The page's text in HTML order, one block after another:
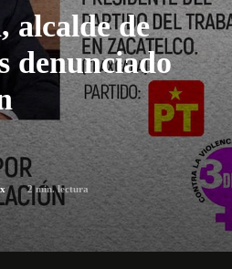
alcalde de
denunciado
2min. lectura